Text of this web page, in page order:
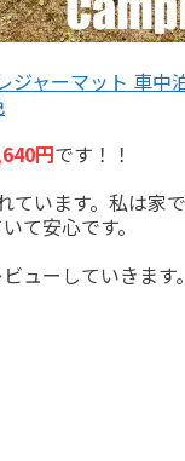
ジャーマット 車中
円です！！
ています。私は家
て安心です。
ューしていきます。